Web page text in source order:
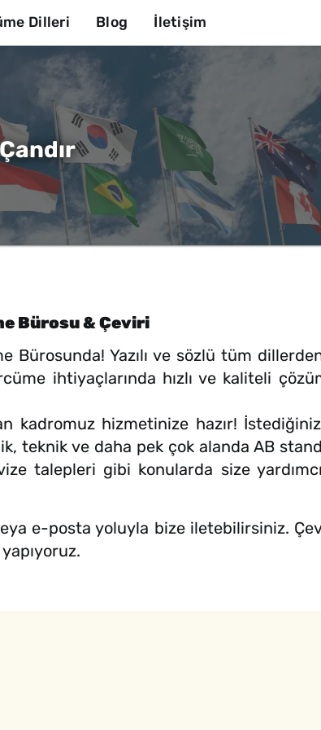
Dilleri Blog İletişim
Bürosu & Çeviri
Bürosunda! Yazılı ve sözlü tüm
ihtiyaçlarında hızlı ve kaliteli
kadromuz hizmetinize hazır!
teknik ve daha pek çok alanda AB
talepleri gibi konularda size
e-posta yoluyla bize iletebilirsiniz.